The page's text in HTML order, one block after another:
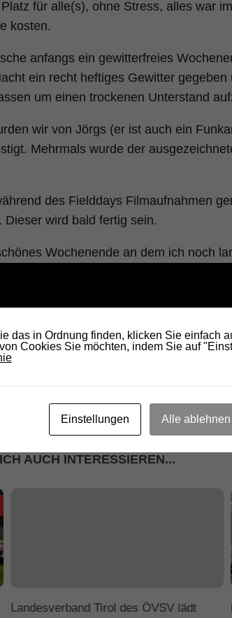
für alle(s), ohne Stress, alles war
kosten.
anfangs ein gewitterfreies
ein recht heftiges Gewitter gegeben
um einen trockenen Unterstand
wir von Jörgs (er ist auch ein
Mehrmals wurde der
des Fielddays Filmaufnahmen
Dieser wird bald fertig sein.
Wochenende an dem ich noch
um die Organisation gekümmert
Beitrag geleistet.
fürsFotoalbumhat, diese bitte an
AUCH INTERESSIEREN...
Landesverband Tirol des ÖVSV lädt
das in Ordnung finden, klicken Sie einfach
Cookies Sie möchten, indem Sie auf
Einstellungen Alle ablehnen